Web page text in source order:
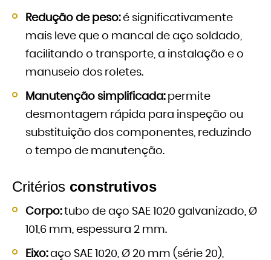
Redução de peso:é significativamente
mais leve que o mancal de aço soldado,
facilitando o transporte, a instalação e o
manuseio dos roletes.
Manutenção simplificada:permite
desmontagem rápida para inspeção ou
substituição dos componentes, reduzindo
o tempo de manutenção.
Critérios construtivos
Corpo:tubo de aço SAE 1020 galvanizado, Ø
101,6 mm, espessura 2 mm.
Eixo:aço SAE 1020, Ø 20 mm (série 20),